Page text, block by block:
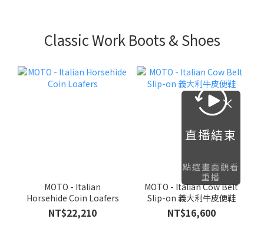
Classic Work Boots & Shoes
MOTO - Italian
Horsehide Coin Loafers
NT$22,210
MOTO - Italian Cow Belt
Slip-on 義大利牛皮便鞋
NT$16,600
直播結束
點選畫面觀看
重播